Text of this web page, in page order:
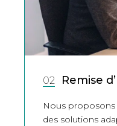
02 Remise
Nous proposons
des solutions